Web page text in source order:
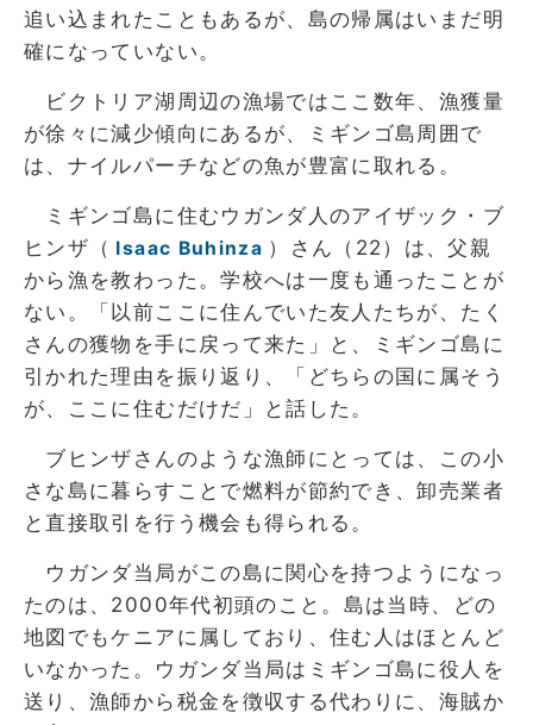
追い込まれたこともあるが、島の帰属はいまだ明
確になっていない。
ビクトリア湖周辺の漁場ではここ数年、漁獲量
が徐々に減少傾向にあるが、ミギンゴ島周囲で
は、ナイルパーチなどの魚が豊富に取れる。
ミギンゴ島に住むウガンダ人のアイザック・ブ
ヒンザ（ Isaac Buhinza ）さん（22）は、父親
から漁を教わった。学校へは一度も通ったことが
ない。「以前ここに住んでいた友人たちが、たく
さんの獲物を手に戻って来た」と、ミギンゴ島に
引かれた理由を振り返り、「どちらの国に属そう
が、ここに住むだけだ」と話した。
ブヒンザさんのような漁師にとっては、この小
さな島に暮らすことで燃料が節約でき、卸売業者
と直接取引を行う機会も得られる。
ウガンダ当局がこの島に関心を持つようになっ
たのは、2000年代初頭のこと。島は当時、どの
地図でもケニアに属しており、住む人はほとんど
いなかった。ウガンダ当局はミギンゴ島に役人を
送り、漁師から税金を徴収する代わりに、海賊か